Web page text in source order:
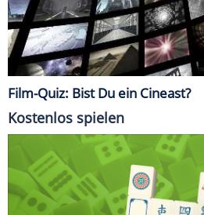
Film-Quiz: Bist Du ein Cineast?
Kostenlos spielen